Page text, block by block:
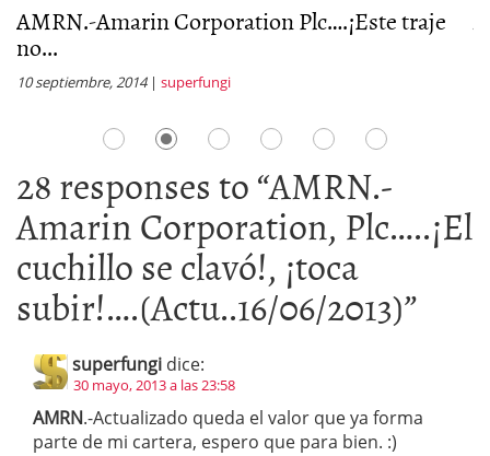
AMRN.-Amarin Corporation Plc….¡Este traje
no...
10 septiembre, 2014| superfungi
28 responses to “AMRN.-
Amarin Corporation, Plc…..¡El
cuchillo se clavó!, ¡toca
subir!….(Actu..16/06/2013)”
superfungi dice:
30 mayo, 2013 a las 23:58
AMRN.-Actualizado queda el valor que ya forma
parte de mi cartera, espero que para bien. :)